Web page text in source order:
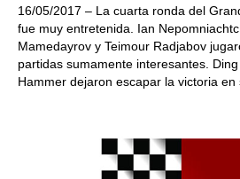
16/05/2017 – La cuarta ronda del
fue muy entretenida. Ian
Mamedayrov y Teimour Radjabov
partidas sumamente interesantes.
Hammer dejaron escapar la victoria en